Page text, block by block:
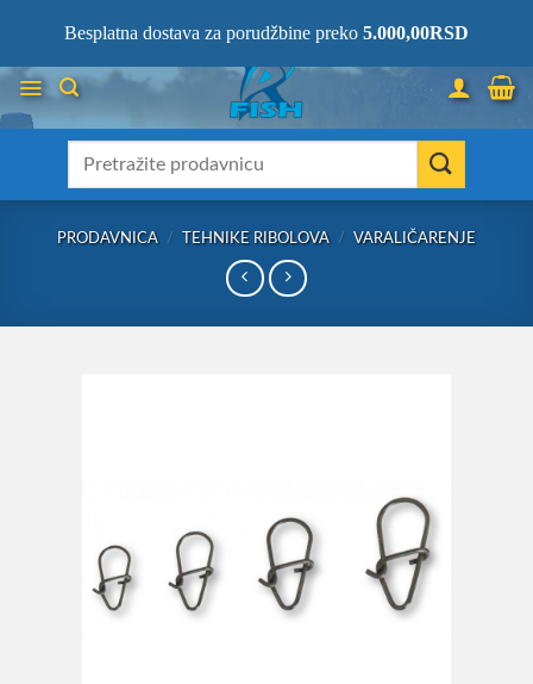
content
MESTU!
PRODAVNICA / TEHNIKE RIBOLOVA / VARALIČARENJE
Besplatna dostava za porudžbine preko 5.000,00RSD